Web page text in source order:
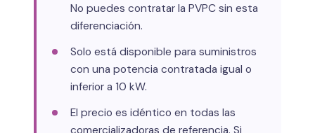
No puedes contratar la PVPC sin esta
diferenciación.
Solo está disponible para suministros
con una potencia contratada igual o
inferior a 10 kW.
El precio es idéntico en todas las
comercializadoras de referencia. Si